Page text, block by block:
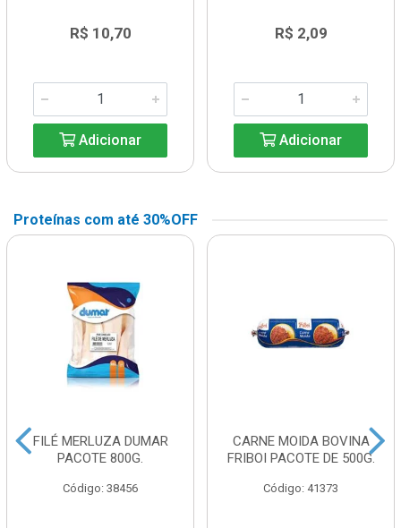
R$ 10,70
Adicionar
R$ 2,09
Adicionar
Proteínas com até 30%OFF
FILÉ MERLUZA DUMAR
PACOTE 800G.
Código: 38456
CARNE MOIDA BOVINA
FRIBOI PACOTE DE 500G.
Código: 41373